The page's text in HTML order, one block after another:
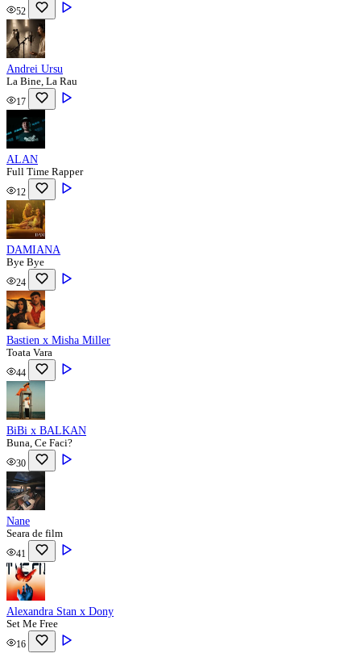
52
Andrei Ursu
La Bine, La Rau
17
ALAN
Full Time Rapper
12
DAMIANA
Bye Bye
24
Bastien x Misha Miller
Toata Vara
44
BiBi x BALKAN
Buna, Ce Faci?
30
Nane
Seara de film
41
Alexandra Stan x Dony
Set Me Free
16